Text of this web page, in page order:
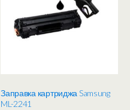
Заправка картриджа Samsung
ML-2241